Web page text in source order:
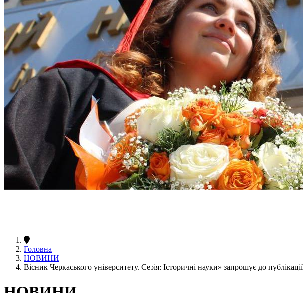
Головна
НОВИНИ
Вісник Черкаського університету. Серія: Історичні науки» запрошує до публікації